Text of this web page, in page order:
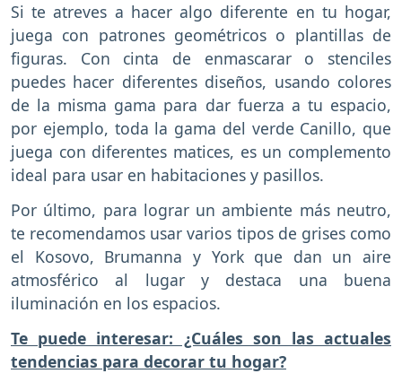
Si te atreves a hacer algo diferente en tu hogar,
juega con patrones geométricos o plantillas de
figuras. Con cinta de enmascarar o stenciles
puedes hacer diferentes diseños, usando colores
de la misma gama para dar fuerza a tu espacio,
por ejemplo, toda la gama del verde Canillo, que
juega con diferentes matices, es un complemento
ideal para usar en habitaciones y pasillos.
Por último, para lograr un ambiente más neutro,
te recomendamos usar varios tipos de grises como
el Kosovo, Brumanna y York que dan un aire
atmosférico al lugar y destaca una buena
iluminación en los espacios.
Te puede interesar: ¿Cuáles son las actuales
tendencias para decorar tu hogar?